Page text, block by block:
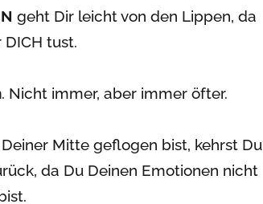
geht Dir leicht von den Lippen, da
tust.
. Nicht immer, aber immer öfter.
Mitte geflogen bist, kehrst Du
da Du Deinen Emotionen nicht